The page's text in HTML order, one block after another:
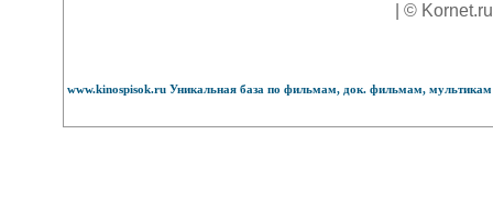
| ©
www.kinospisok.ru Уникальная база по фильмам, док. фильмам,